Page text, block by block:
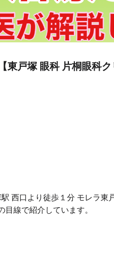
戸塚 眼科 片桐眼科ク
西口より徒歩１分 モレラ東
線で紹介しています。